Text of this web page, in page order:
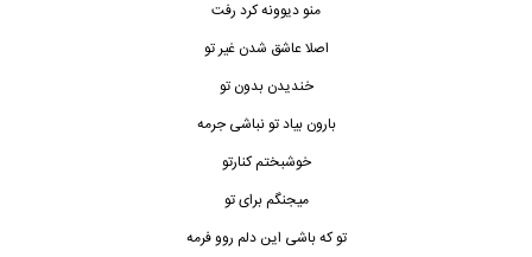
منو دیوونه کرد رفت
اصلا عاشق شدن غیر تو
خندیدن بدون تو
بارون بیاد تو نباشی جرمه
خوشبختم کنارتو
میجنگم برای تو
تو که باشی این دلم روو فرمه